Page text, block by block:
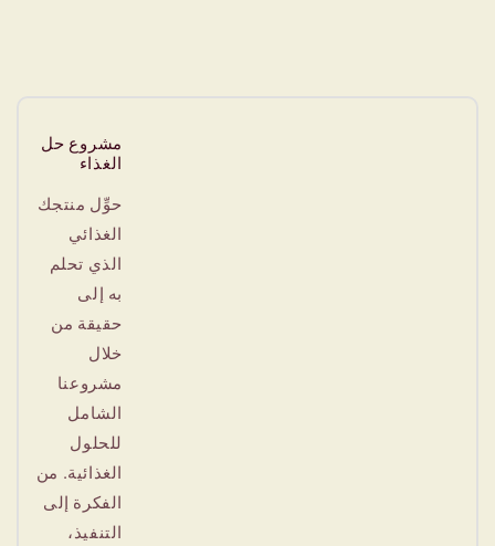
مشروع حل
الغذاء
حوِّل منتجك
الغذائي
الذي تحلم
به إلى
حقيقة من
خلال
مشروعنا
الشامل
للحلول
الغذائية. من
الفكرة إلى
التنفيذ،